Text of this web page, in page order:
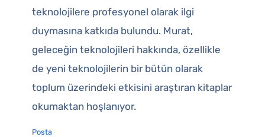
teknolojilere profesyonel olarak ilgi
duymasına katkıda bulundu. Murat,
geleceğin teknolojileri hakkında, özellikle
de yeni teknolojilerin bir bütün olarak
toplum üzerindeki etkisini araştıran kitaplar
okumaktan hoşlanıyor.
Posta